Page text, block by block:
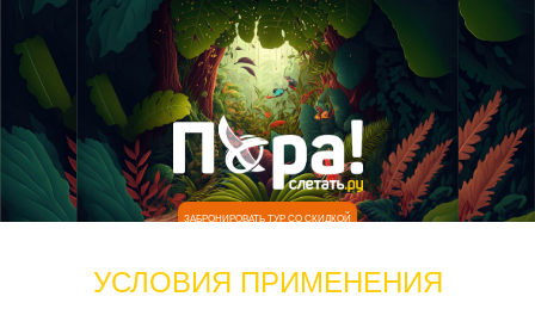
ЗАБРОНИРОВАТЬ ТУР СО СКИДКОЙ
УСЛОВИЯ ПРИМЕНЕНИЯ